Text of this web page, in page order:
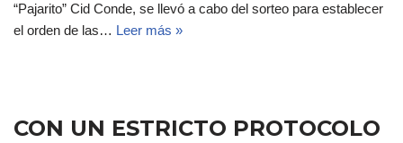
“Pajarito” Cid Conde, se llevó a cabo del sorteo para establecer
el orden de las… Leer más »
CON UN ESTRICTO PROTOCOLO